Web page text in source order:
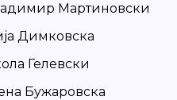
Мартиновски
Димковска
Гелевски
Бужаровска